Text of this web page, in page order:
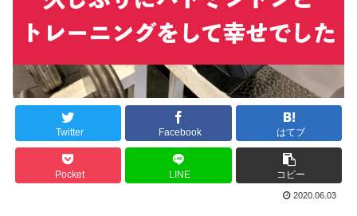
Twitter Facebook はてブ
Pocket LINE コピー
2020.06.03